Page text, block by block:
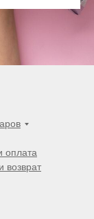
оплата
возврат